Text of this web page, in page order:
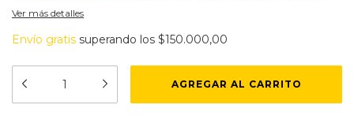
Ver más detalles
Envío gratis superando los $150.000,00